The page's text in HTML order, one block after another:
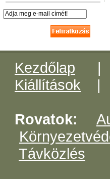
Kezdőlap
Kiállítások |
Rovatok:
Távközlés